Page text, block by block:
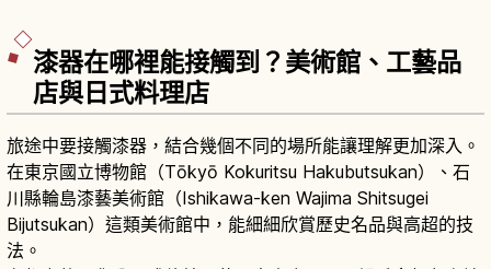
漆器在哪裡能接觸到？美術館、工藝品
店與日式料理店
旅途中要接觸漆器，結合幾個不同的場所能讓理解更加深入。
在東京國立博物館（Tōkyō Kokuritsu Hakubutsukan）、石
川縣輪島漆藝美術館（Ishikawa-ken Wajima Shitsugei
Bijutsukan）這類美術館中，能細細欣賞歷史名品與高超的技
法。